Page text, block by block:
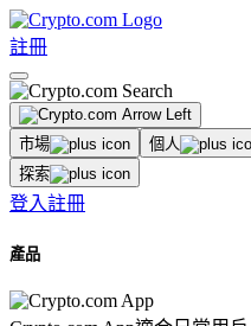
註冊
市場 個人
探索
登入註冊
產品